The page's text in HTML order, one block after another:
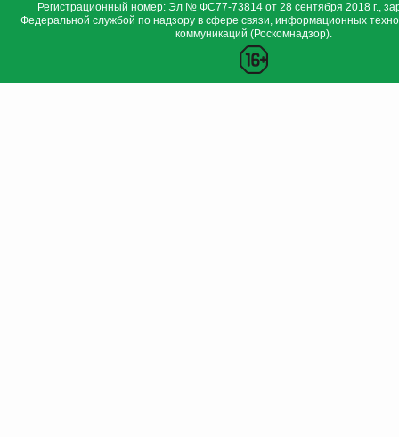
Регистрационный номер: Эл № ФС77-73814 от 28 сентября 2018 г.,
Федеральной службой по надзору в сфере связи, информационных
коммуникаций (Роскомнадзор).